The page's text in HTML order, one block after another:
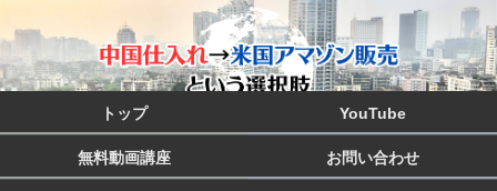
トップ YouTube
無料動画講座 お問い合わせ